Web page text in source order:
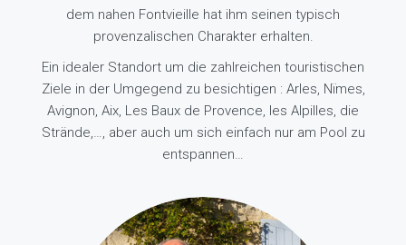
dem nahen Fontvieille hat ihm seinen typisch
provenzalischen Charakter erhalten.
Ein idealer Standort um die zahlreichen touristischen
Ziele in der Umgegend zu besichtigen : Arles, Nïmes,
Avignon, Aix, Les Baux de Provence, les Alpilles, die
Strände,…, aber auch um sich einfach nur am Pool zu
entspannen…